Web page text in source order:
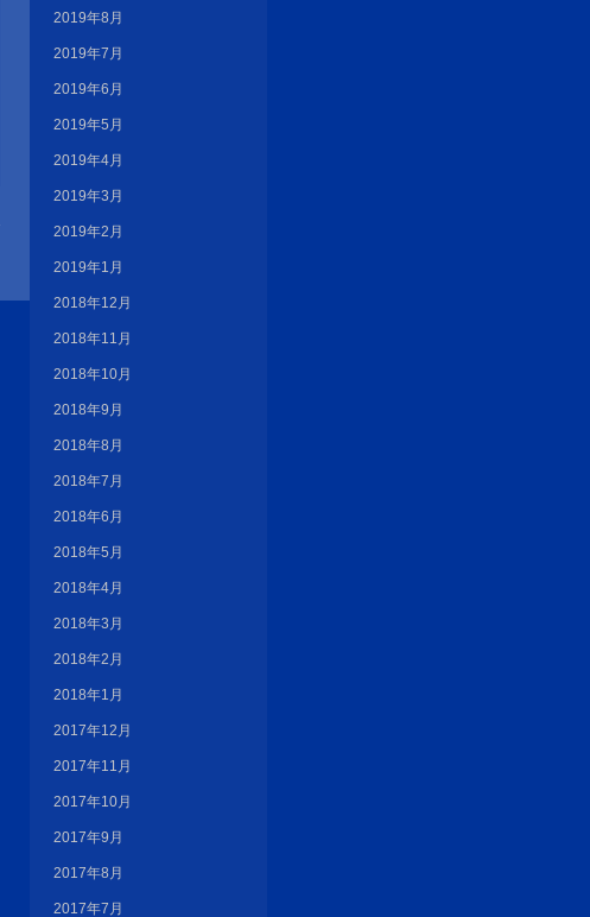
2019年8月
2019年7月
2019年6月
2019年5月
2019年4月
2019年3月
2019年2月
2019年1月
2018年12月
2018年11月
2018年10月
2018年9月
2018年8月
2018年7月
2018年6月
2018年5月
2018年4月
2018年3月
2018年2月
2018年1月
2017年12月
2017年11月
2017年10月
2017年9月
2017年8月
2017年7月